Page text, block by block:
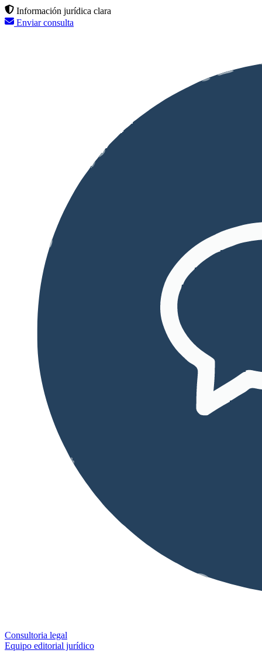
Información jurídica clara
Enviar consulta
Consultoria legal
Equipo editorial jurídico